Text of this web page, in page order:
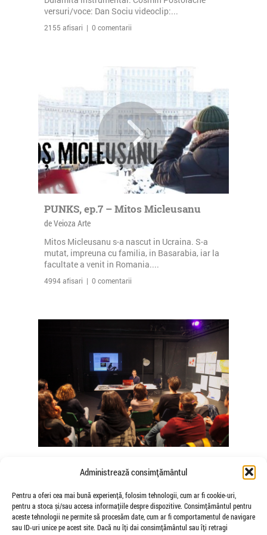
Administrează consimțământul
Pentru a oferi cea mai bună experiență, folosim tehnologii, cum ar fi cookie-uri,
pentru a stoca și/sau accesa informațiile despre dispozitive. Consimțământul pentru
aceste tehnologii ne permite să procesăm date, cum ar fi comportamentul de navigare
sau ID-uri unice pe acest site. Dacă nu îți dai consimțământul sau îți retragi
versuri/voce: Dan Sociu videoclip:...
2155 afisari | 0 comentarii
PUNKS, ep.7 – Mitos Micleusanu
de Veioza Arte
Mitos Micleusanu s-a nascut in Ucraina. S-a
mutat, impreuna cu familia, in Basarabia, iar la
facultate a venit in Romania....
4994 afisari | 0 comentarii
Somatice susținute de coregrafele
Mădălina Dan și Valentina De Piante
Niculae
de Veioza Arte